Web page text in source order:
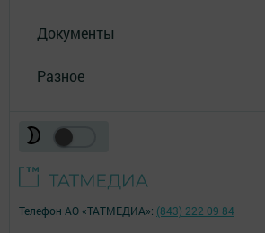
Документы
Разное
Телефон АО «ТАТМЕДИА»: (843) 222 09 84